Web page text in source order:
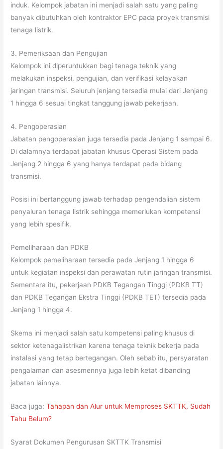
induk. Kelompok jabatan ini menjadi salah satu yang paling
banyak dibutuhkan oleh kontraktor EPC pada proyek transmisi
tenaga listrik.
3. Pemeriksaan dan Pengujian
Kelompok ini diperuntukkan bagi tenaga teknik yang
melakukan inspeksi, pengujian, dan verifikasi kelayakan
jaringan transmisi. Seluruh jenjang tersedia mulai dari Jenjang
1 hingga 6 sesuai tingkat tanggung jawab pekerjaan.
4. Pengoperasian
Jabatan pengoperasian juga tersedia pada Jenjang 1 sampai 6.
Di dalamnya terdapat jabatan khusus Operasi Sistem pada
Jenjang 2 hingga 6 yang hanya terdapat pada bidang
transmisi.
Posisi ini bertanggung jawab terhadap pengendalian sistem
penyaluran tenaga listrik sehingga memerlukan kompetensi
yang lebih spesifik.
Pemeliharaan dan PDKB
Kelompok pemeliharaan tersedia pada Jenjang 1 hingga 6
untuk kegiatan inspeksi dan perawatan rutin jaringan transmisi.
Sementara itu, pekerjaan PDKB Tegangan Tinggi (PDKB TT)
dan PDKB Tegangan Ekstra Tinggi (PDKB TET) tersedia pada
Jenjang 1 hingga 4.
Skema ini menjadi salah satu kompetensi paling khusus di
sektor ketenagalistrikan karena tenaga teknik bekerja pada
instalasi yang tetap bertegangan. Oleh sebab itu, persyaratan
pengalaman dan asesmennya juga lebih ketat dibanding
jabatan lainnya.
Baca juga:Tahapan dan Alur untuk Memproses SKTTK, Sudah
Tahu Belum?
Syarat Dokumen Pengurusan SKTTK Transmisi